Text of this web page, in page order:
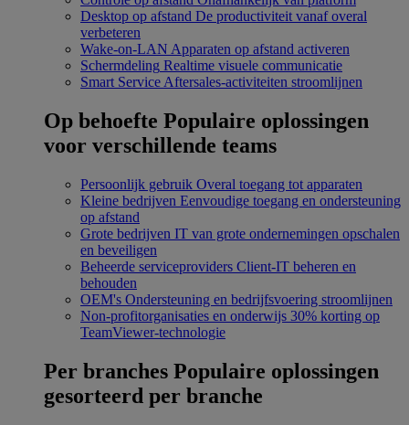
Desktop op afstand De productiviteit vanaf overal
verbeteren
Wake-on-LAN Apparaten op afstand activeren
Schermdeling Realtime visuele communicatie
Smart Service Aftersales-activiteiten stroomlijnen
Op behoefte Populaire oplossingen
voor verschillende teams
Persoonlijk gebruik Overal toegang tot apparaten
Kleine bedrijven Eenvoudige toegang en ondersteuning
op afstand
Grote bedrijven IT van grote ondernemingen opschalen
en beveiligen
Beheerde serviceproviders Client-IT beheren en
behouden
OEM's Ondersteuning en bedrijfsvoering stroomlijnen
Non-profitorganisaties en onderwijs 30% korting op
TeamViewer-technologie
Per branches Populaire oplossingen
gesorteerd per branche